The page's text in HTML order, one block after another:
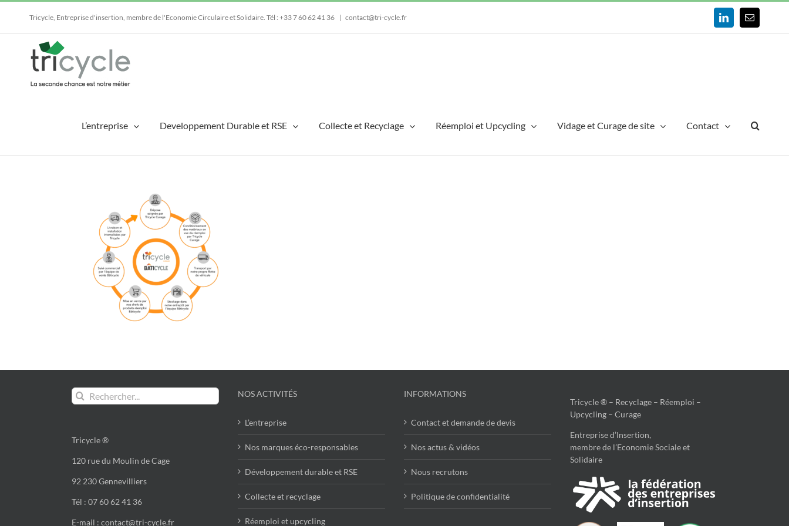
Tricycle, Entreprise d'insertion, membre de l'Economie Circulaire et Solidaire. Tél : +33 7 60 62 41 36 | contact@tri-cycle.fr LinkedInEmail
L’entreprise Developpement Durable et RSE Collecte et Recyclage Réemploi et Upcycling Vidage et Curage de site Contact
Rechercher:
Tricycle ®
120 rue du Moulin de Cage
92 230 Gennevilliers
Tél : 07 60 62 41 36
E-mail : contact@tri-cycle.fr
NOS ACTIVITÉS
L’entreprise
Nos marques éco-responsables
Développement durable et RSE
Collecte et recyclage
Réemploi et upcycling
INFORMATIONS
Contact et demande de devis
Nos actus & vidéos
Nous recrutons
Politique de confidentialité
Tricycle ® – Recyclage – Réemploi –
Upcycling – Curage
Entreprise d’Insertion,
membre de l’Economie Sociale et
Solidaire